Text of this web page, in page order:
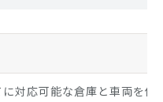
に対応可能な倉庫と車両を保